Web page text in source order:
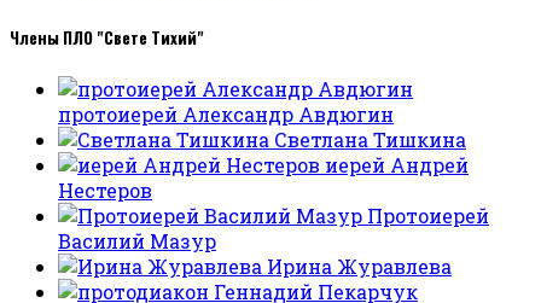
Члены ПЛО "Свете Тихий"
протоиерей Александр Авдюгин
Светлана Тишкина
иерей Андрей
Нестеров
Протоиерей
Василий Мазур
Ирина Журавлева